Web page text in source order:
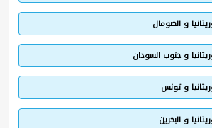
و الصومال
و جنوب السودان
و تونس
و البحرين